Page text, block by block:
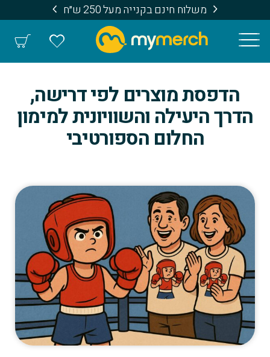
משלוח חינם בקנייה מעל 250 ש״ח
הדפסת מוצרים לפי דרישה,
הדרך היעילה והשוויונית למימון
החלום הספורטיבי